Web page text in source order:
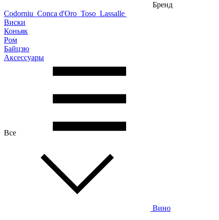
Бренд
Codorniu Conca d'Oro Toso Lassalle
Виски
Коньяк
Ром
Байцзю
Аксессуары
Все
Вино